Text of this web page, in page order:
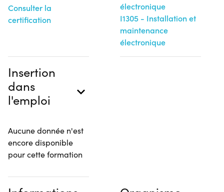
Consulter la
certification
électronique
I1305 - Installation et
maintenance
électronique
Insertion
dans
l'emploi
Aucune donnée n'est
encore disponible
pour cette formation